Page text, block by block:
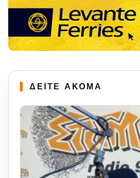
ΔΕΙΤΕ ΑΚΟΜΑ